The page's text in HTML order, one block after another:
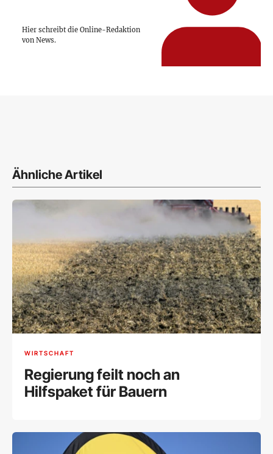
Hier schreibt die Online-Redaktion
von News.
Ähnliche Artikel
WIRTSCHAFT
Regierung feilt noch an
Hilfspaket für Bauern